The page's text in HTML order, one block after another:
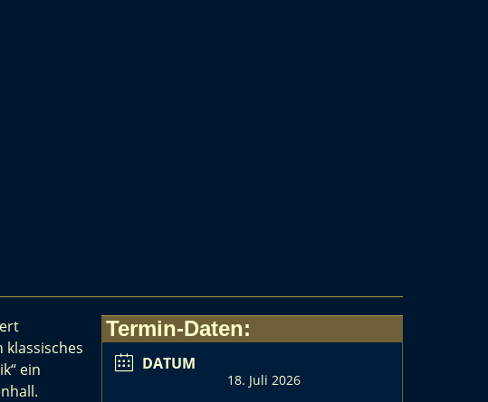
klassisches
ein
Termin-Daten:
DATUM
18. Juli 2026